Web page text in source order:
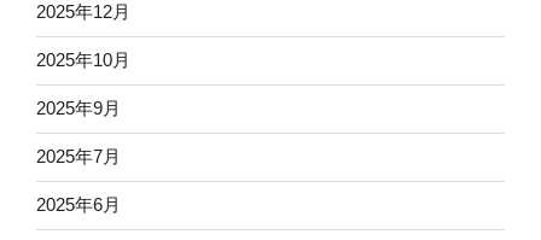
2025年12月
2025年10月
2025年9月
2025年7月
2025年6月